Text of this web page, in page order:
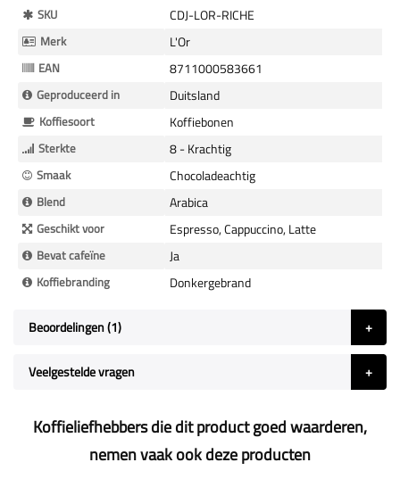
Meer
Informatie
SKU CDJ-LOR-RICHE
Merk L'Or
EAN 8711000583661
Geproduceerd in Duitsland
Koffiesoort Koffiebonen
Sterkte 8 - Krachtig
Smaak Chocoladeachtig
Blend Arabica
Geschikt voor Espresso, Cappuccino, Latte
Bevat cafeïne Ja
Koffiebranding Donkergebrand
Beoordelingen 1
Veelgestelde vragen
Koffieliefhebbers die dit product goed waarderen,
nemen vaak ook deze producten